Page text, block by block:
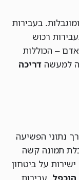
בעבירות
רכוש
– הכוללות
למעשה דריכה
נתוני הפשיעה
תמונה קשה
על ביטחון